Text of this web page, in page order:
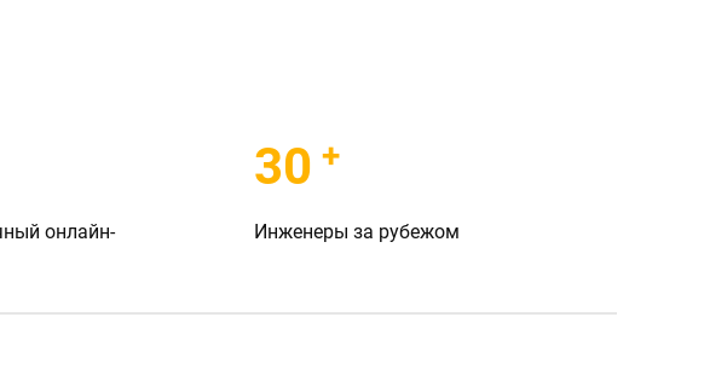
онлайн-
30 +
Инженеры за рубежом